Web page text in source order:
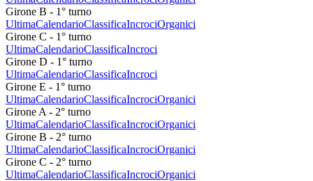
Girone B - 1° turno
UltimaCalendarioClassificaIncrociOrganici
Girone C - 1° turno
UltimaCalendarioClassificaIncroci
Girone D - 1° turno
UltimaCalendarioClassificaIncroci
Girone E - 1° turno
UltimaCalendarioClassificaIncrociOrganici
Girone A - 2° turno
UltimaCalendarioClassificaIncrociOrganici
Girone B - 2° turno
UltimaCalendarioClassificaIncrociOrganici
Girone C - 2° turno
UltimaCalendarioClassificaIncrociOrganici